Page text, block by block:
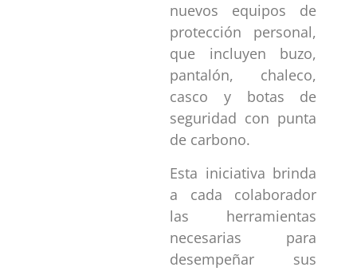
nuevos equipos de
protección personal,
que incluyen buzo,
pantalón, chaleco,
casco y botas de
seguridad con punta
de carbono.
Esta iniciativa brinda
a cada colaborador
las herramientas
necesarias para
desempeñar sus